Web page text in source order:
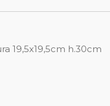
19,5x19,5cm h.30cm